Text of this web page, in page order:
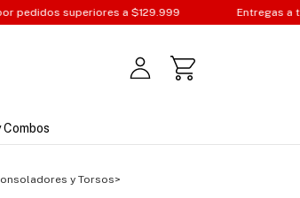
$129.999 Entregas a todo Colombia
Combos
y Torsos>